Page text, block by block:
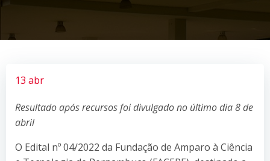
13 abr
Resultado após recursos foi divulgado no último dia 8 de
abril
O Edital nº 04/2022 da Fundação de Amparo à Ciência